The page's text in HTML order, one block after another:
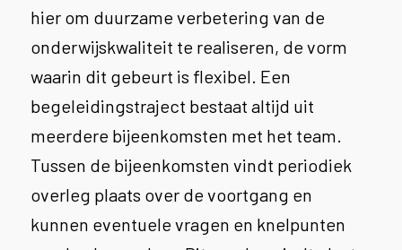
hier om duurzame verbetering van de
onderwijskwaliteit te realiseren, de vorm
waarin dit gebeurt is flexibel. Een
begeleidingstraject bestaat altijd uit
meerdere bijeenkomsten met het team.
Tussen de bijeenkomsten vindt periodiek
overleg plaats over de voortgang en
kunnen eventuele vragen en knelpunten